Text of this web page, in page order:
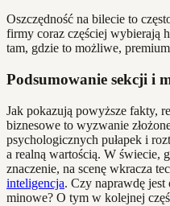
Oszczędność na bilecie to
firmy coraz częściej wybierają
tam, gdzie to możliwe,
Podsumowanie sekcji i
Jak pokazują powyższe fakty,
biznesowe to wyzwanie
psychologicznych pułapek i
a realną wartością. W świecie,
znaczenie, na scenę wkracza
inteligencja. Czy naprawdę
minowe? O tym w kolejnej